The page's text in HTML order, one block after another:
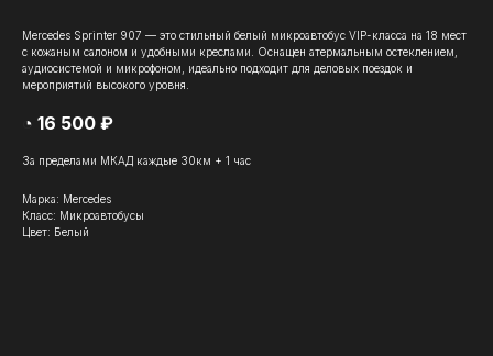
Mercedes Sprinter 907 — это стильный белый микроавтобус VIP-класса на 18 мест
с кожаным салоном и удобными креслами. Оснащен атермальным остеклением,
аудиосистемой и микрофоном, идеально подходит для деловых поездок и
мероприятий высокого уровня.
◔ 16 500 ₽
За пределами МКАД каждые 30км + 1 час
Марка: Mercedes
Класс: Микроавтобусы
Цвет: Белый